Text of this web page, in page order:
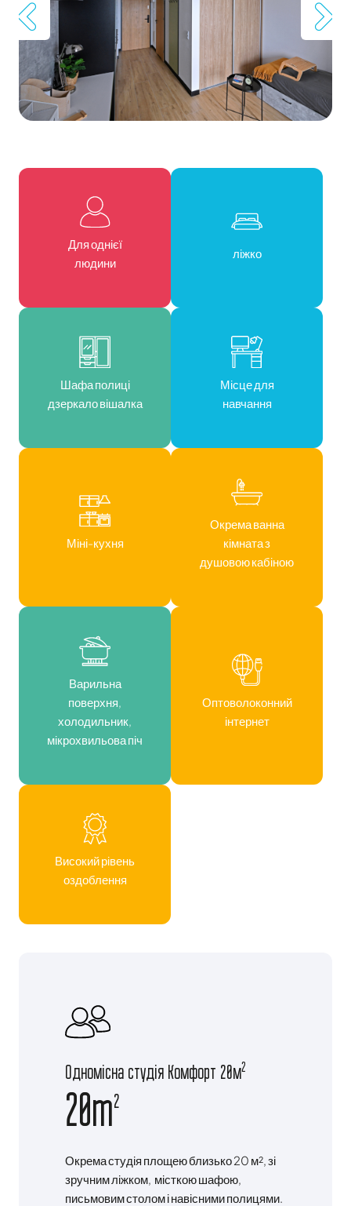
Одномісна студія Комфорт 20м2
20m2
Окрема студія площею близько 20 м², зі
зручним ліжком, місткою шафою,
письмовим столом і навісними полицями.
Для однієї
людини
ліжко
Шафа полиці
дзеркало вішалка
Місце для
навчання
Міні-кухня
Окрема ванна
кімната з
душовою кабіною
Варильна
поверхня,
холодильник,
мікрохвильова піч
Оптоволоконний
інтернет
Високий рівень
оздоблення